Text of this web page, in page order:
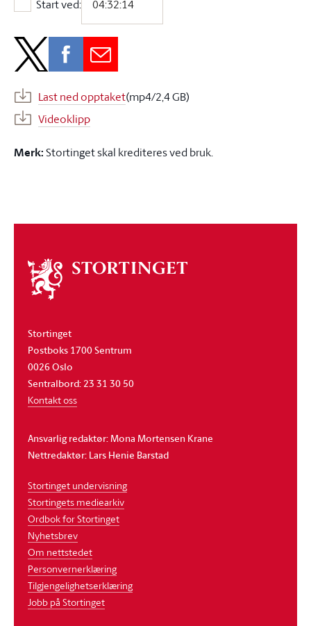
Start ved:
Start ved:
Last ned opptaket(mp4/2,4 GB)
Videoklipp
Merk:Stortinget skal krediteres ved bruk.
Om
stortinget
Stortinget
Postboks 1700 Sentrum
0026 Oslo
Sentralbord: 23 31 30 50
Kontakt oss
Ansvarlig redaktør: Mona Mortensen Krane
Nettredaktør: Lars Henie Barstad
Stortinget undervisning
Stortingets mediearkiv
Ordbok for Stortinget
Nyhetsbrev
Om nettstedet
Personvernerklæring
Tilgjengelighetserklæring
Jobb på Stortinget